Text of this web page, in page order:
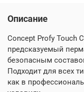
Описание
Concept Profy Touch
предсказуемый
безопасным
Подходит для всех
как в